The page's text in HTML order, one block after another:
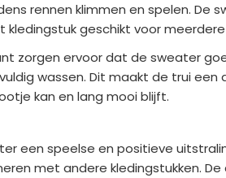
rennen klimmen en spelen.
geschikt voor
zorgen ervoor dat de sweater
wassen. Dit maakt de trui
kan en lang mooi blijft.
een speelse en positieve
met andere kledingstukken.